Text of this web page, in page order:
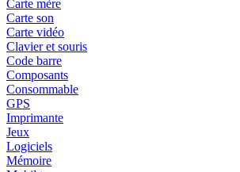
Carte mère
Carte son
Carte vidéo
Clavier et souris
Code barre
Composants
Consommable
GPS
Imprimante
Jeux
Logiciels
Mémoire